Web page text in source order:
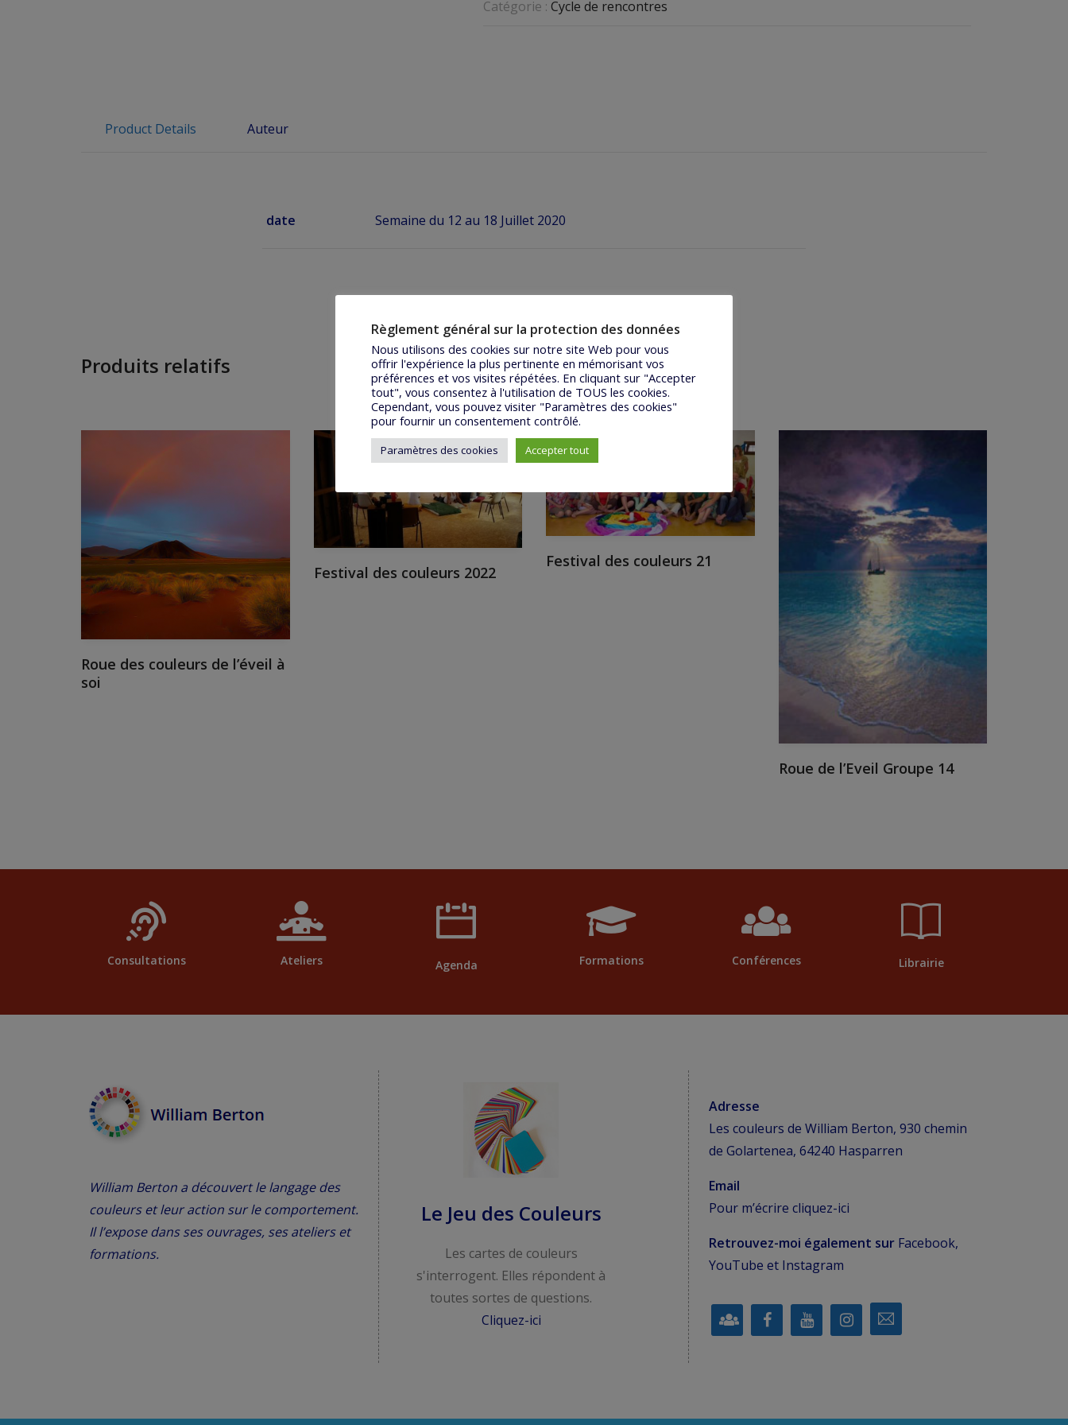
Catégorie : Cycle de rencontres
Product Details Auteur
date Semaine du 12 au 18 Juillet 2020
Produits relatifs
Roue des couleurs de l’éveil à
soi
Festival des couleurs 2022
Festival des couleurs 21
Roue de l’Eveil Groupe 14
Consultations Ateliers Agenda Formations Conférences Librairie
William Berton a découvert le langage des
couleurs et leur action sur le comportement.
Il l’expose dans ses ouvrages, ses ateliers et
formations.
Le Jeu des Couleurs
Les cartes de couleurs
s'interrogent. Elles répondent à
toutes sortes de questions.
Cliquez-ici
Adresse
Les couleurs de William Berton, 930 chemin
de Golartenea, 64240 Hasparren
Email
Pour m’écrire cliquez-ici
Retrouvez-moi également sur Facebook,
YouTube et Instagram
Règlement général sur la protection des données
Nous utilisons des cookies sur notre site Web pour vous
offrir l'expérience la plus pertinente en mémorisant vos
préférences et vos visites répétées. En cliquant sur "Accepter
tout", vous consentez à l'utilisation de TOUS les cookies.
Cependant, vous pouvez visiter "Paramètres des cookies"
pour fournir un consentement contrôlé.
Paramètres des cookies Accepter tout